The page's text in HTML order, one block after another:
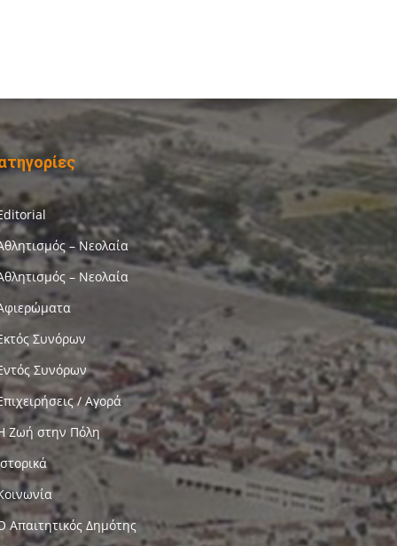
– Νεολαία
– Νεολαία
Συνόρων
Συνόρων
/ Αγορά
Ζωή στην Πόλη
Απαιτητικός Δημότης